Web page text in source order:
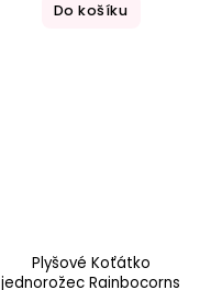
Do košíku
Plyšové Koťátko
jednorožec Rainbocorns